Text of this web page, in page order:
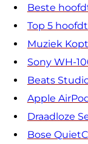
Beste
Top 5
Muziek
Sony WH-
Beats
Apple
Draadloze
Bose